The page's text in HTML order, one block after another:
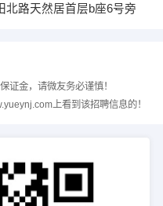
北路天然居首层b座6号旁
证金，请微友务必谨慎！
上看到该招聘信息的！